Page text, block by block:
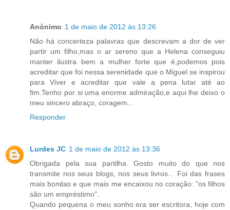
Anónimo 1 de maio de 2012 às 13:26
Não há concerteza palavras que descrevam a dor de ver
partir um filho,mas o ar sereno que a Helena conseguiu
manter ilustra bem a mulher forte que é,podemos pois
acreditar que foi nessa serenidade que o Miguel se inspirou
para Viver e acreditar que vale a pena lutar até ao
fim.Tenho por si uma enorme admiração,e aqui lhe deixo o
meu sincero abraço, coragem...
Responder
Lurdes JC 1 de maio de 2012 às 13:36
Obrigada pela sua partilha. Gosto muito do que nos
transmite nos seus blogs, nos seus livros... Foi das frases
mais bonitas e que mais me encaixou no coração: "os filhos
são um empréstimo".
Quando pequena o meu sonho era ser escritora, hoje com